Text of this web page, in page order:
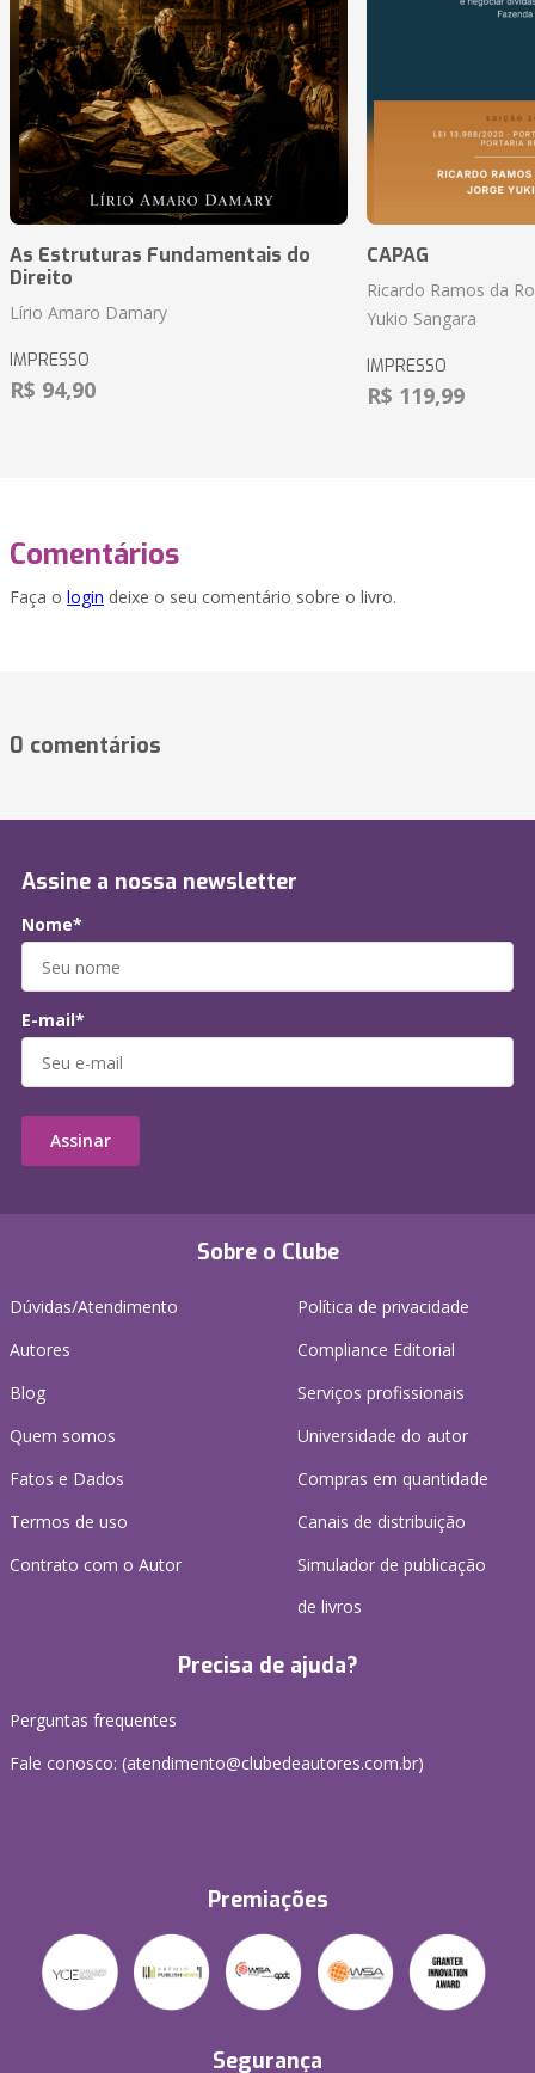
As Estruturas Fundamentais do
Direito
Lírio Amaro Damary
IMPRESSO
R$ 94,90
CAPAG
Ricardo Ramos da
Yukio Sangara
IMPRESSO
R$ 119,99
Comentários
Faça o login deixe o seu comentário sobre o livro.
0 comentários
Sobre o Clube
Dúvidas/Atendimento
Autores
Blog
Quem somos
Fatos e Dados
Termos de uso
Contrato com o Autor
Política de privacidade
Compliance Editorial
Serviços profissionais
Universidade do autor
Compras em quantidade
Canais de distribuição
Simulador de publicação
de livros
Precisa de ajuda?
Perguntas frequentes
Fale conosco: (atendimento@clubedeautores.com.br)
Premiações
Segurança
Assine a nossa newsletter
Nome*
E-mail*
Assinar